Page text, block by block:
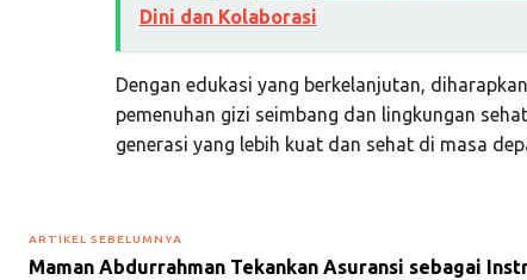
Dini dan Kolaborasi
Dengan edukasi yang berkelanjutan,
pemenuhan gizi seimbang dan lingkungan
generasi yang lebih kuat dan sehat di masa
ARTIKEL SEBELUMNYA
Maman Abdurrahman Tekankan Asuransi sebagai